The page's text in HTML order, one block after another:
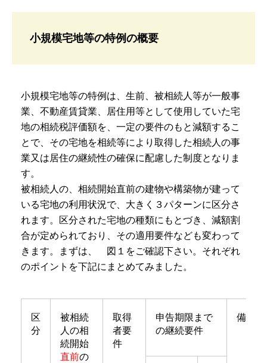
小規模宅地等の特例の概要
小規模宅地等の特例は、生前、被相続人等が一般事
業、不動産賃貸業、居住用等として使用していた宅
地の相続税評価額を、一定の要件のもと減額するこ
とで、その宅地を相続等により取得した相続人の事
業又は居住の継続性の確保に配慮した制度となりま
す。
被相続人の、相続開始直前の建物や構築物が建って
いる宅地の利用状況で、大きく３パターンに区分さ
れます。区分された宅地の種類にもとづき、減額割
合が定められており、その適用要件なども変わって
きます。まずは、 図１をご確認下さい。それぞれ
のポイントを下記にまとめてみました。
区
分
被相続
人の相
続開始
直前の
取得
者要
件
申告期限まで
の継続要件
備考